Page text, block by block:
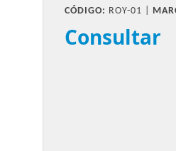
CÓDIGO: ROY-01 |
Consultar